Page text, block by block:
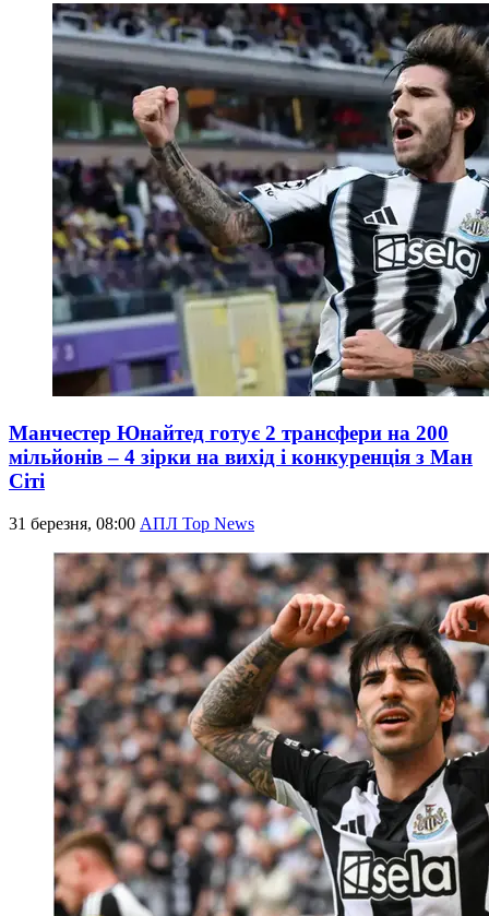
Манчестер Юнайтед готує 2 трансфери на 200
мільйонів – 4 зірки на вихід і конкуренція з Ман
Сіті
31 березня, 08:00 АПЛ Top News